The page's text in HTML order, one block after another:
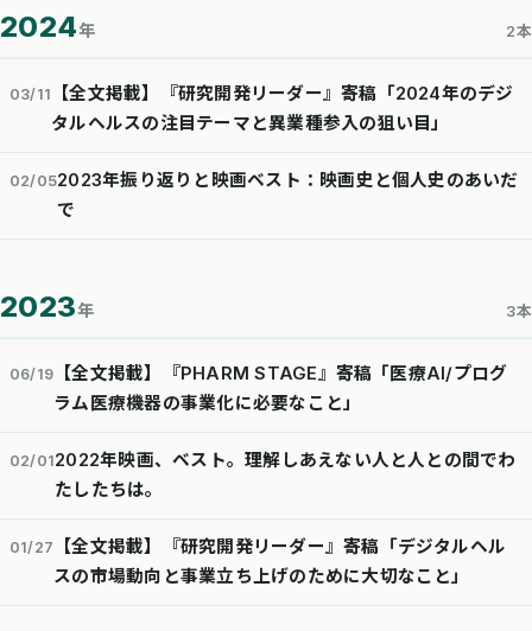
2024年 2本
03/11
【全文掲載】『研究開発リーダー』寄稿「2024年のデジ
タルヘルスの注目テーマと異業種参入の狙い目」
02/052023年振り返りと映画ベスト：映画史と個人史のあいだ
で
2023年 3本
06/19
【全文掲載】『PHARM STAGE』寄稿「医療AI/プログ
ラム医療機器の事業化に必要なこと」
02/012022年映画、ベスト。理解しあえない人と人との間でわ
たしたちは。
01/27
【全文掲載】『研究開発リーダー』寄稿「デジタルヘル
スの市場動向と事業立ち上げのために大切なこと」